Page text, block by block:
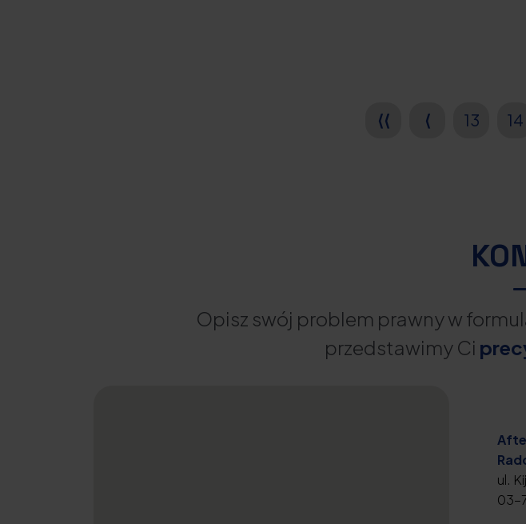
⟨⟨ ⟨ 13 14
Opisz swój problem prawny w
przedstawimy Ci
ul.
03-